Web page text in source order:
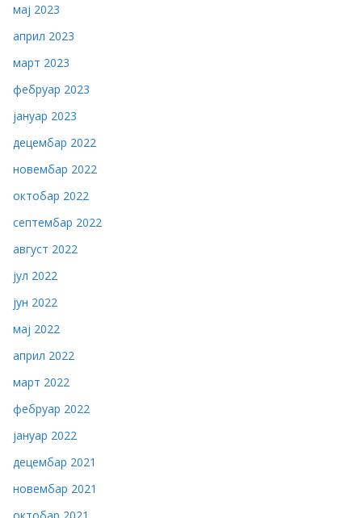
мај 2023
април 2023
март 2023
фебруар 2023
јануар 2023
децембар 2022
новембар 2022
октобар 2022
септембар 2022
август 2022
јул 2022
јун 2022
мај 2022
април 2022
март 2022
фебруар 2022
јануар 2022
децембар 2021
новембар 2021